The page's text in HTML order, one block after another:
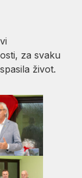
za svaku
život.